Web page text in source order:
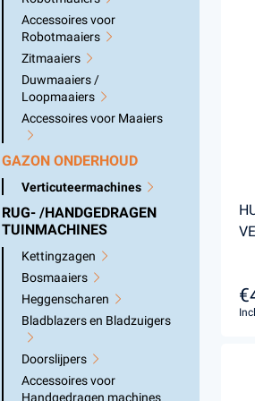
voor Handgedragen
Accessoires voor
Robotmaaiers
Zitmaaiers
Duwmaaiers /
Loopmaaiers
Accessoires voor Maaiers
GAZON ONDERHOUD
Verticuteermachines
RUG- /HANDGEDRAGEN
TUINMACHINES
Kettingzagen
Bosmaaiers
Heggenscharen
Bladblazers en Bladzuigers
Doorslijpers
Accessoires voor
Handgedragen machines